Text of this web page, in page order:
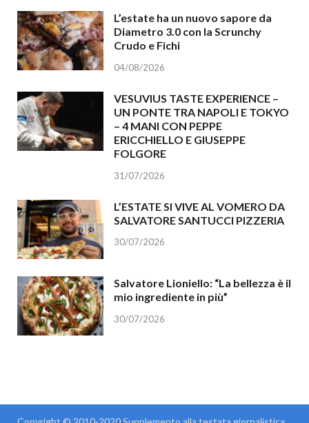
L’estate ha un nuovo sapore da
Diametro 3.0 con la Scrunchy
Crudo e Fichi
04/08/2026
VESUVIUS TASTE EXPERIENCE –
UN PONTE TRA NAPOLI E TOKYO
– 4 MANI CON PEPPE
ERICCHIELLO E GIUSEPPE
FOLGORE
31/07/2026
L’ESTATE SI VIVE AL VOMERO DA
SALVATORE SANTUCCI PIZZERIA
30/07/2026
Salvatore Lioniello: “La bellezza è il
mio ingrediente in più”
30/07/2026